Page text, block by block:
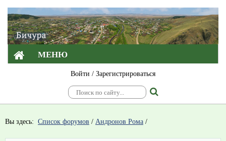
МЕНЮ
Войти / Зарегистрироваться
Вы здесь: Список форумов / Андронов Рома /